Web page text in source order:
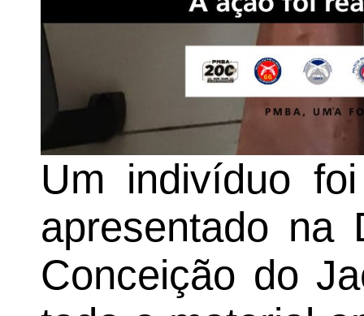
Um indivíduo
apresentado na
Conceição do